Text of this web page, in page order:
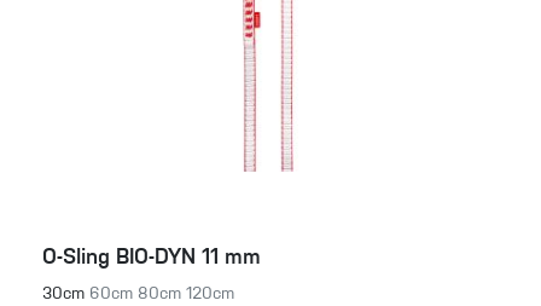
O-Sling BIO-DYN 11 mm
30cm 60cm 80cm 120cm